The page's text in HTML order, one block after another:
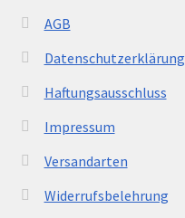
AGB
Datenschutzerklärung
Haftungsausschluss
Impressum
Versandarten
Widerrufsbelehrung